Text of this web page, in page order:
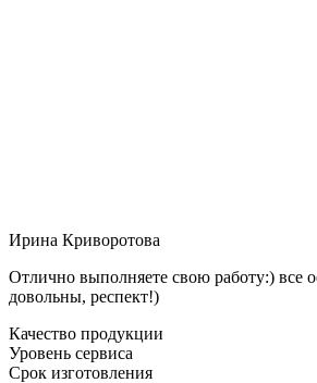
Ирина Криворотова
Отлично выполняете свою работу:) все
довольны, респект!)
Качество продукции
Уровень сервиса
Срок изготовления